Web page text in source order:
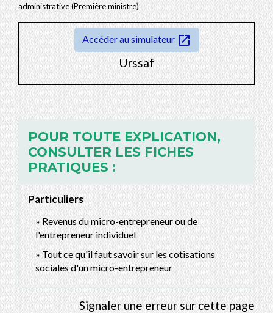
administrative (Première ministre)
Accéder au simulateur open_in_new
Urssaf
POUR TOUTE EXPLICATION,
CONSULTER LES FICHES
PRATIQUES :
Particuliers
Revenus du micro-entrepreneur ou de
l'entrepreneur individuel
Tout ce qu'il faut savoir sur les cotisations
sociales d'un micro-entrepreneur
Signaler une erreur sur cette page